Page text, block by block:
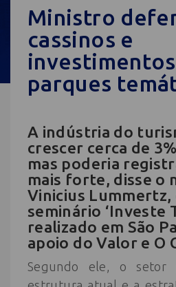
Ministro
cassinos e
parques
A indústria do
crescer cerca de
mas poderia
mais forte, disse o
Vinicius
seminário ‘Investe
realizado em São
apoio do Valor e O
Segundo ele, o setor